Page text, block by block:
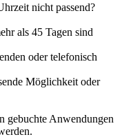
nicht passend?
als 45 Tagen sind
oder telefonisch
Möglichkeit oder
gebuchte Anwendungen